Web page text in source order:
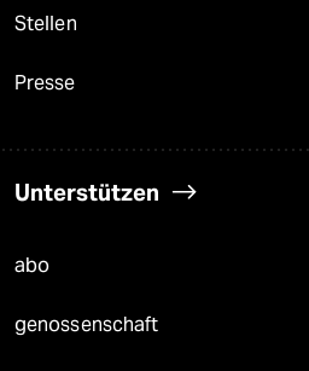
Stellen
Presse
Unterstützen
abo
genossenschaft